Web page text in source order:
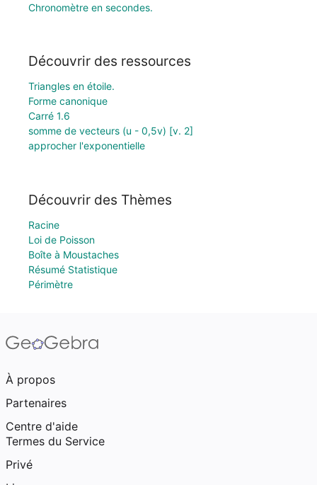
Chronomètre en secondes.
Découvrir des ressources
Triangles en étoile.
Forme canonique
Carré 1.6
somme de vecteurs (u - 0,5v) [v. 2]
approcher l'exponentielle
Découvrir des Thèmes
Racine
Loi de Poisson
Boîte à Moustaches
Résumé Statistique
Périmètre
À propos
Partenaires
Centre d'aide
Termes du Service
Privé